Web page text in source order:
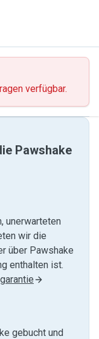
verfügbar.
Pawshake
unerwarteten
wir die
über Pawshake
enthalten ist.
gebucht und